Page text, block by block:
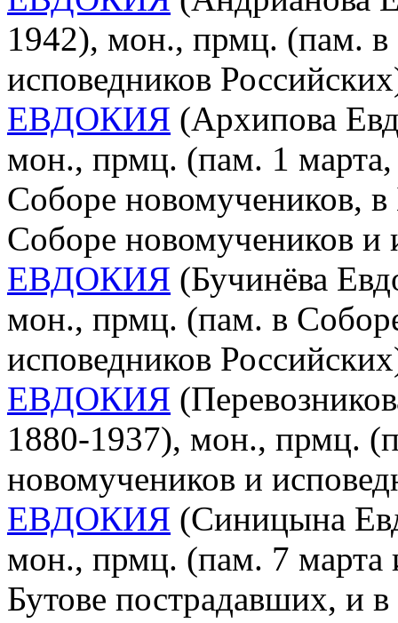
1942), мон., прмц. (пам.
исповедников
ЕВДОКИЯ (Архипова
мон., прмц. (пам. 1 марта,
Соборе новомучеников,
Соборе новомучеников и
ЕВДОКИЯ (Бучинёва
мон., прмц. (пам. в
исповедников
ЕВДОКИЯ
1880-1937), мон., прмц.
новомучеников и
ЕВДОКИЯ (Синицына
мон., прмц. (пам. 7 марта
Бутове пострадавших, и